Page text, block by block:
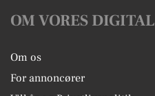
OM VORES DIGITAL
Om os
For annoncører